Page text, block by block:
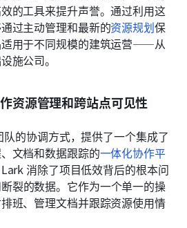
的工具来提升声誉。通过利用这
过主动管理和最新的资源规划保
用于不同规模的建筑运营——从
施公司。
资源管理和跨站点可见性
的协调方式，提供了一个集成了
文档和数据跟踪的一体化协作平
消除了项目低效背后的根本问
裂的数据。它作为一个单一的操
班、管理文档并跟踪资源使用情